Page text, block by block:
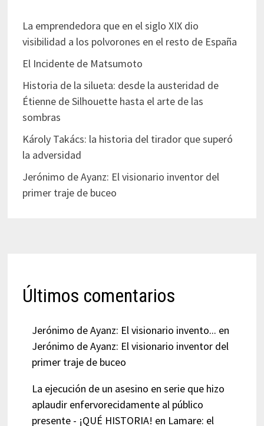
La emprendedora que en el siglo XIX dio
visibilidad a los polvorones en el resto de España
El Incidente de Matsumoto
Historia de la silueta: desde la austeridad de
Étienne de Silhouette hasta el arte de las
sombras
Károly Takács: la historia del tirador que superó
la adversidad
Jerónimo de Ayanz: El visionario inventor del
primer traje de buceo
Últimos comentarios
Jerónimo de Ayanz: El visionario invento... en
Jerónimo de Ayanz: El visionario inventor del
primer traje de buceo
La ejecución de un asesino en serie que hizo
aplaudir enfervorecidamente al público
presente - ¡QUÉ HISTORIA! en Lamare: el